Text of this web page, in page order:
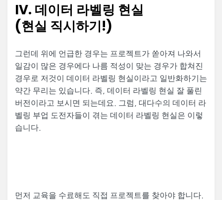
IV. 데이터 라벨링 현실
(현실 직시하기!)
그런데 위에 언급한 경우는 프로젝트가 쏟아져 나와서
일감이 많은 경우에다 나름 적성이 맞는 경우가 합쳐진
경우로 저것이 데이터 라벨링 현실이라고 일반화하기는
약간 무리는 있습니다. 즉, 데이터 라벨링 현실 잘 풀린
버전이라고 보시면 되는데요. 그럼, 대다수의 데이터 라
벨링 부업 도전자들이 겪는 데이터 라벨링 현실은 이렇
습니다.
먼저 교육을 수료해도 직접 프로젝트를 찾아야 합니다.